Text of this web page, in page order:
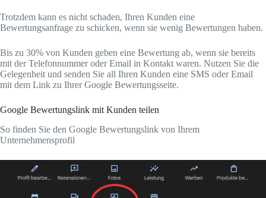
Trotzdem kann es nicht schaden, Ihren Kunden eine
Bewertungsanfrage zu schicken, wenn sie wenig Bewertungen haben.
Bis zu 30% von Kunden geben eine Bewertung ab, wenn sie bereits
mit der Telefonnummer oder Email in Kontakt waren. Nutzen Sie die
Gelegenheit und senden Sie all Ihren Kunden eine SMS oder Email
mit dem Link zu Ihrer Google Bewertungsseite.
Google Bewertungslink mit Kunden teilen
So finden Sie den Google Bewertungslink von Ihrem
Unternehmensprofil